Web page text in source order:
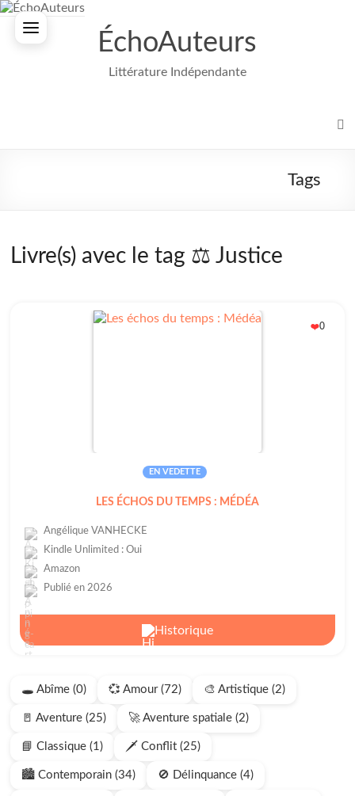
Aller
ÉchoAuteurs
Littérature Indépendante
Tags
Livre(s) avec le tag ⚖️ Justice
❤️0
EN VEDETTE
LES ÉCHOS DU TEMPS : MÉDÉA
Angélique VANHECKE
Kindle Unlimited : Oui
Amazon
Publié en 2026
Historique
🕳️ Abîme (0) 💞 Amour (72) 🎨 Artistique (2)
🚪 Aventure (25) 🚀 Aventure spatiale (2)
📘 Classique (1) 🗡️ Conflit (25)
🏙️ Contemporain (34) 🚫 Délinquance (4)